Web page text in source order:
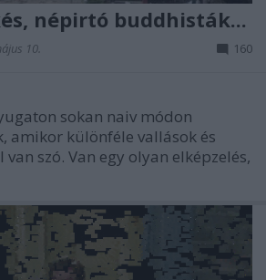
népirtó buddhisták...
10. 160
sokan naiv módon
amikor különféle vallások és
szó. Van egy olyan elképzelés,